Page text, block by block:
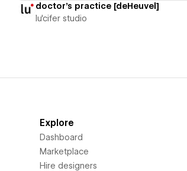
doctor's practice [deHeuvel]
lu'cifer studio
Explore
Dashboard
Marketplace
Hire designers